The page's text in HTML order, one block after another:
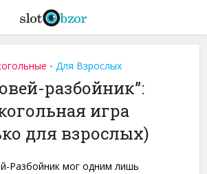
• Для Взрослых
разбойник”:
игра
для взрослых)
Разбойник мог одним лишь